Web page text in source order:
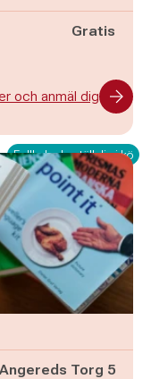
Gratis
och anmäl dig
Fullbokad - ställ dig i kö
Torg 5